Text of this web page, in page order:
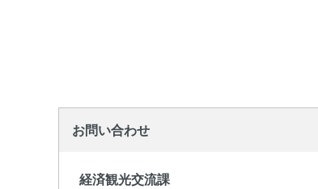
お問い合わせ
経済観光交流課